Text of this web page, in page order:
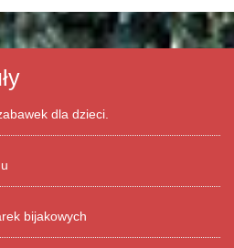
dla dzieci.
bijakowych